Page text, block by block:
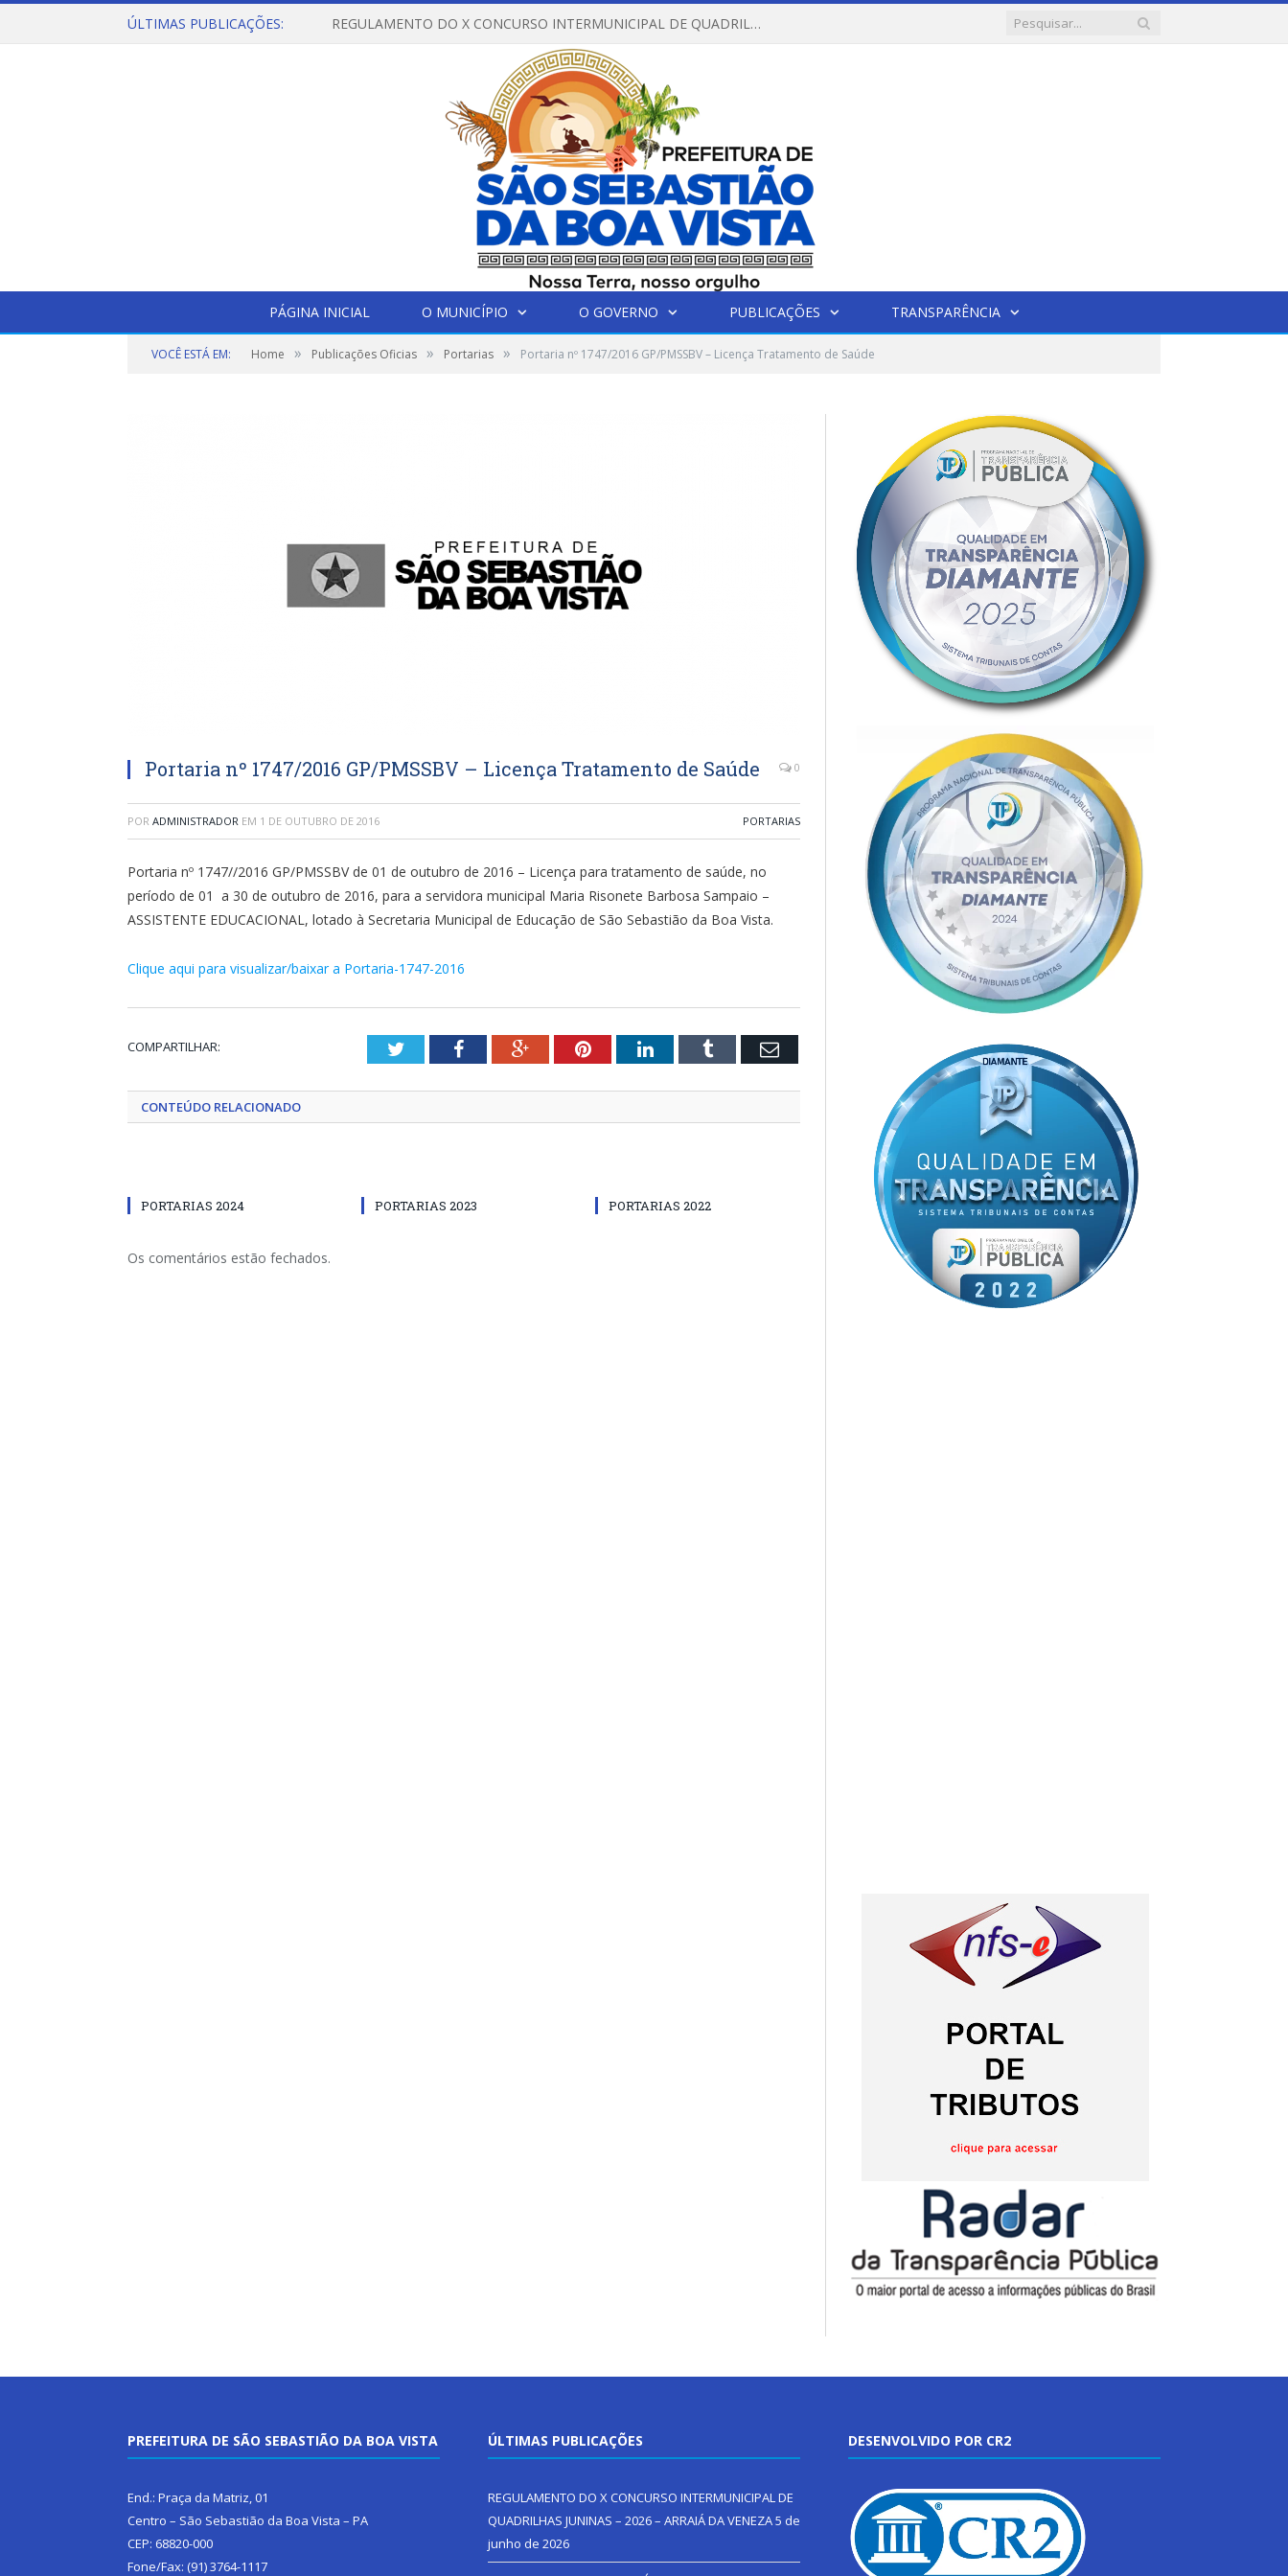
ÚLTIMAS PUBLICAÇÕES: REGULAMENTO DO X CONCURSO INTERMUNICIPAL DE QUADRILHAS JUNINAS – 2026 – ARRAIÁ DA VENEZA
PÁGINA INICIAL O MUNICÍPIO O GOVERNO PUBLICAÇÕES TRANSPARÊNCIA
VOCÊ ESTÁ EM: Home » Publicações Oficias » Portarias » Portaria nº 1747/2016 GP/PMSSBV – Licença Tratamento de Saúde
Portaria nº 1747/2016 GP/PMSSBV – Licença Tratamento de Saúde 0
POR ADMINISTRADOR EM 1 DE OUTUBRO DE 2016 PORTARIAS
Portaria nº 1747//2016 GP/PMSSBV de 01 de outubro de 2016 – Licença para tratamento de saúde, no
período de 01 a 30 de outubro de 2016, para a servidora municipal Maria Risonete Barbosa Sampaio –
ASSISTENTE EDUCACIONAL, lotado à Secretaria Municipal de Educação de São Sebastião da Boa Vista.
Clique aqui para visualizar/baixar a Portaria-1747-2016
COMPARTILHAR: TwitterFacebookGoogle+PinterestLinkedInTumblr Email
CONTEÚDO RELACIONADO
PORTARIAS 2024 PORTARIAS 2023 PORTARIAS 2022
Os comentários estão fechados.
PREFEITURA DE SÃO SEBASTIÃO DA BOA VISTA
End.: Praça da Matriz, 01
Centro – São Sebastião da Boa Vista – PA
CEP: 68820-000
Fone/Fax: (91) 3764-1117
ÚLTIMAS PUBLICAÇÕES
REGULAMENTO DO X CONCURSO INTERMUNICIPAL DE
QUADRILHAS JUNINAS – 2026 – ARRAIÁ DA VENEZA5 de
junho de 2026
DESENVOLVIDO POR CR2